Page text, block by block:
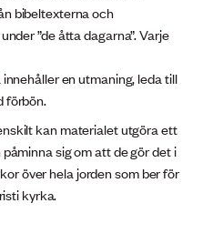
bibeltexterna och
”de åtta dagarna”. Varje
en utmaning, leda till
förbön.
kan materialet utgöra ett
sig om att de gör det i
över hela jorden som ber för
kyrka.